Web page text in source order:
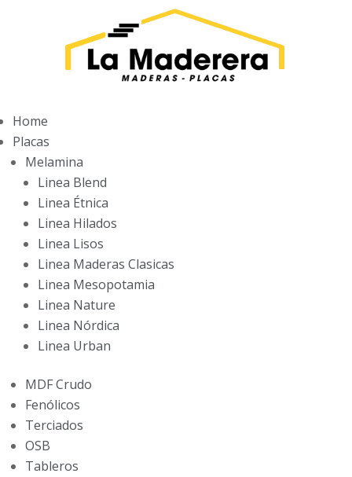
Home
Placas
Melamina
Linea Blend
Linea Étnica
Linea Hilados
Linea Lisos
Linea Maderas Clasicas
Linea Mesopotamia
Linea Nature
Linea Nórdica
Linea Urban
MDF Crudo
Fenólicos
Terciados
OSB
Tableros